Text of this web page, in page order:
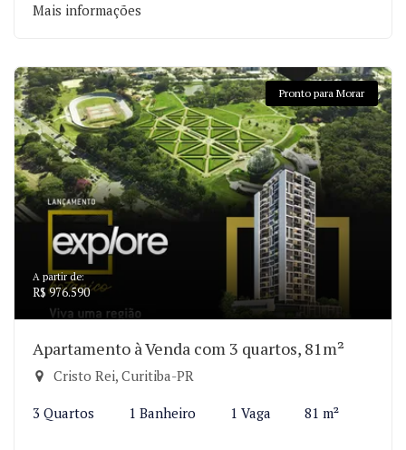
Mais informações
Pronto para Morar
A partir de:
R$ 976.590
Apartamento à Venda com 3 quartos, 81m²
Cristo Rei, Curitiba-PR
3 Quartos 1 Banheiro 1 Vaga 81 m²